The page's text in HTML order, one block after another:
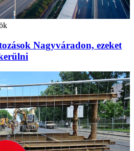
Nagyváradon, ezeket